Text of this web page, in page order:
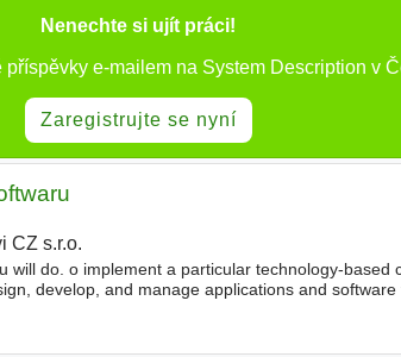
Nenechte si ujít práci!
e-mailem na System Description v
Zaregistrujte se nyní
CZ s.r.o.
will do. o implement a particular technology-based
develop, and manage applications and